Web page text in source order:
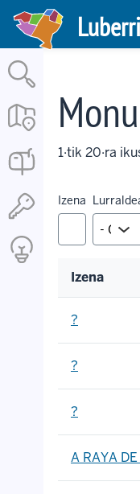
Pasar
contenido
principal
1·tik 20·ra
Izena
Izena
?
?
?
A RAYA